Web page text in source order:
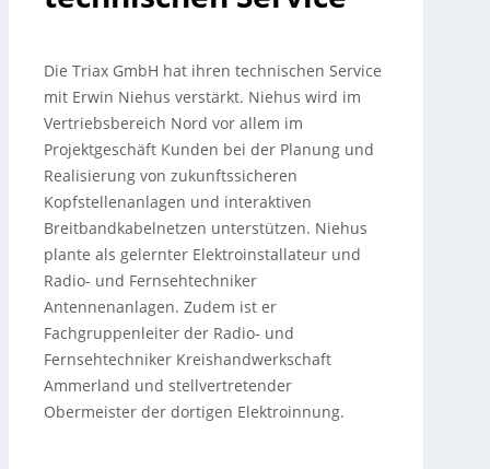
Die Triax GmbH hat ihren technischen Service
mit Erwin Niehus verstärkt. Niehus wird im
Vertriebsbereich Nord vor allem im
Projektgeschäft Kunden bei der Planung und
Realisierung von zukunftssicheren
Kopfstellenanlagen und interaktiven
Breitbandkabelnetzen unterstützen. Niehus
plante als gelernter Elektroinstallateur und
Radio- und Fernsehtechniker
Antennenanlagen. Zudem ist er
Fachgruppenleiter der Radio- und
Fernsehtechniker Kreishandwerkschaft
Ammerland und stellvertretender
Obermeister der dortigen Elektroinnung.